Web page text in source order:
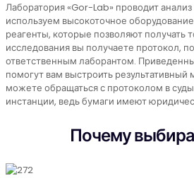
Лаборатория «Gor-Lab» проводит
используем высокоточное
реагенты, которые позволяют получать
исследования вы получаете протокол,
ответственным лаборантом.
помогут вам выстроить
можете обращаться с протоколом в
инстанции, ведь бумаги имеют
Почему